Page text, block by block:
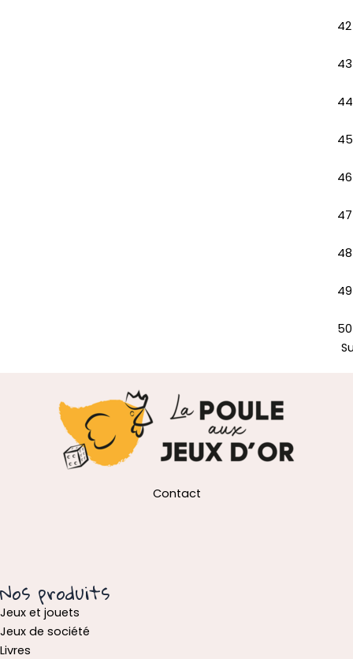
42
43
44
45
46
47
48
49
50
Contact
Nos produits
Jeux et jouets
Jeux de société
Livres